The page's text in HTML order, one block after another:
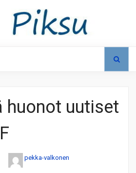
uutiset
pekka-valkonen